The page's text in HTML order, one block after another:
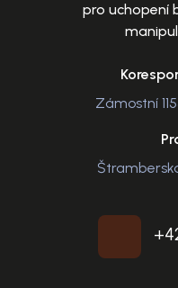
pro uchopení
Zámostní